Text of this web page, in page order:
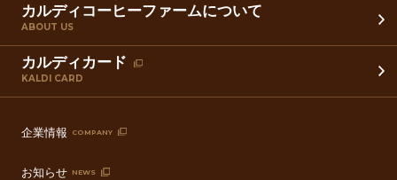
カルディコーヒーファームについて
ABOUT US
カルディカード
KALDI CARD
企業情報 COMPANY
お知らせ NEWS